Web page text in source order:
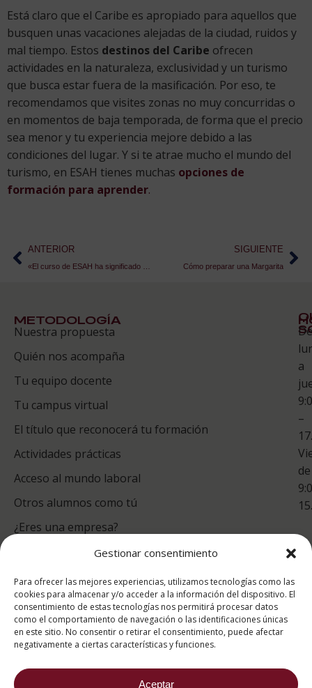
Gestionar consentimiento
Para ofrecer las mejores experiencias, utilizamos tecnologías como las
cookies para almacenar y/o acceder a la información del dispositivo. El
consentimiento de estas tecnologías nos permitirá procesar datos
como el comportamiento de navegación o las identificaciones únicas
en este sitio. No consentir o retirar el consentimiento, puede afectar
negativamente a ciertas características y funciones.
Aceptar
Está claro que el Caribe es apropiado para aquellos que
busquen unas vacaciones alejadas de la ciudad, ruidos y
mal tiempo. Estos destinos del Caribe ofrecen
actividades en la naturaleza, exclusividad y un turismo
que busca estar fuera de la masificación. Por eso, te
recomendamos que visites zonas no muy concurridas o
en momentos de baja temporada, de forma que el precio
sea menor y tu experiencia mejore debido a las
condiciones del lugar. Y si te atrae mucho el mundo del
turismo, en ESAH tienes muchas opciones de
formación para aprender.
ANTERIOR SIGUIENTE
Cómo preparar una Margarita
METODOLOGÍA
Nuestra propuesta
Quién nos acompaña
Tu equipo docente
Tu campus virtual
El título que reconocerá tu formación
Actividades prácticas
Acceso al mundo laboral
Otros alumnos como tú
¿Eres una empresa?
Te
De
a
–
de
puntuación para ESAH
9.2/10
basado en1332
Valoraciones soportado por
eKomi